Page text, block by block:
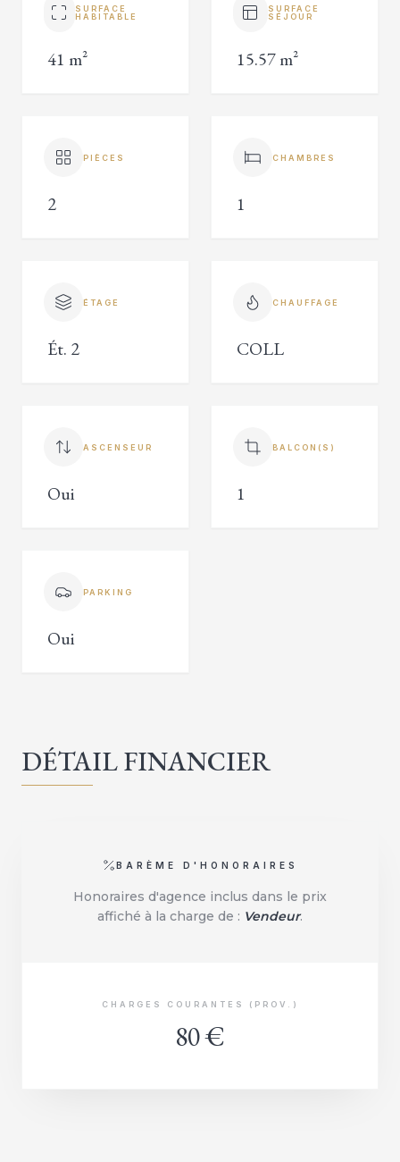
SURFACE
HABITABLE
41 m²
SURFACE
SÉJOUR
15.57 m²
PIÈCES
2
CHAMBRES
1
ÉTAGE
Ét. 2
CHAUFFAGE
COLL
ASCENSEUR
Oui
BALCON(S)
1
PARKING
Oui
DÉTAIL FINANCIER
BARÈME D'HONORAIRES
Honoraires d'agence inclus dans le prix
affiché à la charge de : Vendeur.
CHARGES COURANTES (PROV.)
80 €